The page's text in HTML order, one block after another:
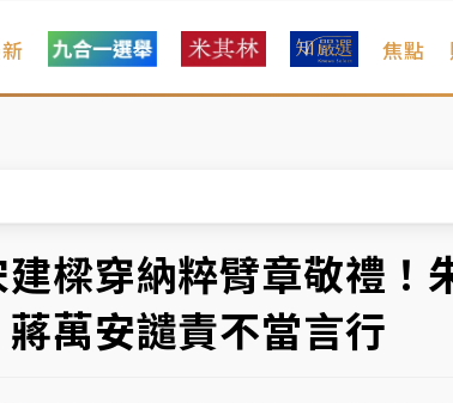
焦點
想增加董事人數！辜仲諒向法院聲請遭駁 理由曝
特展第2檔！今線上預約開賣一度塞車 周六起展
圖利渡假村！東檢抗告成功 今重開羈押庭
樑穿納粹臂章敬禮！
萬安譴責不當言行